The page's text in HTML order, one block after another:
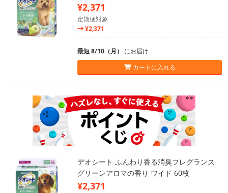
¥2,371
定期便対象
¥2,371
最短 8/10（月） にお届け
カートに入れる
デオシート ふんわり香る消臭フレグランス
グリーンアロマの香り ワイド 60枚
¥2,371